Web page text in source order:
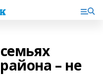
– не